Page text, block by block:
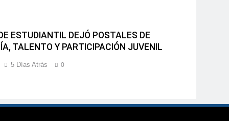
ESTUDIANTIL DEJÓ POSTALES DE
TALENTO Y PARTICIPACIÓN JUVENIL
5 Días Atrás 0